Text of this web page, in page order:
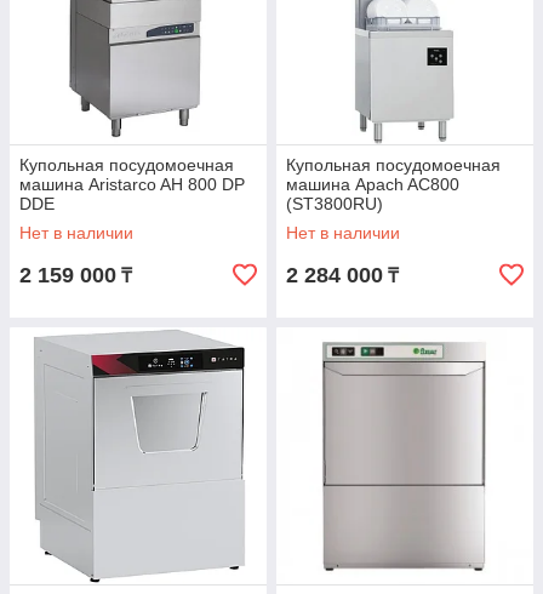
Купольная посудомоечная
машина Aristarco AH 800 DP
DDE
Нет в наличии
2 159 000 ₸
Купольная посудомоечная
машина Apach AC800
(ST3800RU)
Нет в наличии
2 284 000 ₸